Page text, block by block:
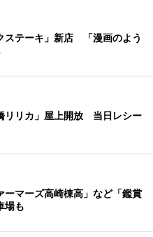
ステーキ」新店 「漫画のよう
リリカ」屋上開放 当日レシー
ーマーズ高崎棟高」など「鑑賞
場も